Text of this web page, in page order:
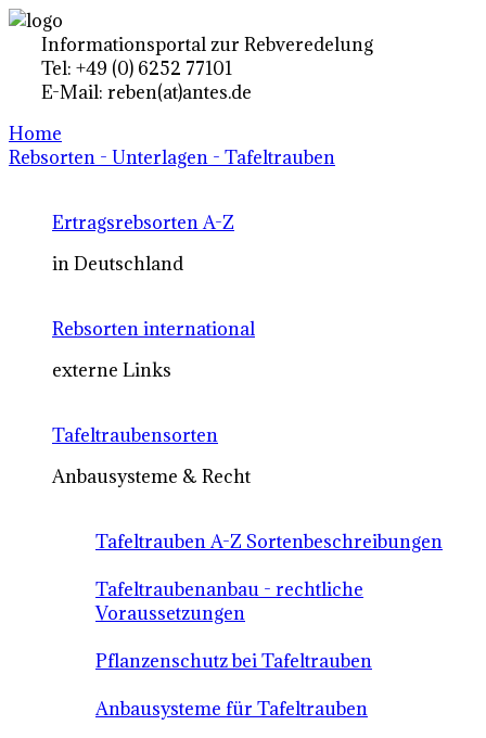
Informationsportal zur Rebveredelung
Tel: +49 (0) 6252 77101
E-Mail: reben(at)antes.de
Home
Rebsorten - Unterlagen - Tafeltrauben
Ertragsrebsorten A-Z
in Deutschland
Rebsorten international
externe Links
Tafeltraubensorten
Anbausysteme & Recht
Tafeltrauben A-Z Sortenbeschreibungen
Tafeltraubenanbau - rechtliche
Voraussetzungen
Pflanzenschutz bei Tafeltrauben
Anbausysteme für Tafeltrauben